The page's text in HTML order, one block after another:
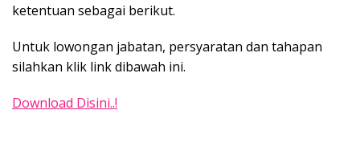
ketentuan sebagai berikut.
Untuk lowongan jabatan, persyaratan dan tahapan
silahkan klik link dibawah ini.
Download Disini..!